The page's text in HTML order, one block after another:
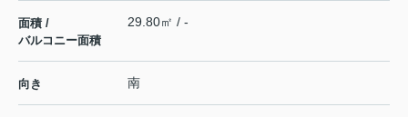
面積 /
バルコニー面積
29.80㎡ / -
向き 南